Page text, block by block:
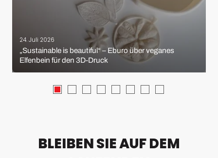
24. Juli 2026
„Sustainable is beautiful“ – Eburo über veganes
Elfenbein für den 3D-Druck
BLEIBEN SIE AUF DEM